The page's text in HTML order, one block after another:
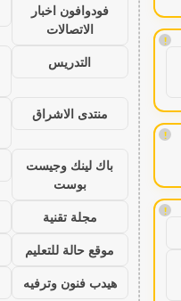
!
!
!
فودوافون اخبار
الاتصالات
التدريس
منتدى الاشراق
باك لينك وجيست
بوست
مجلة تقنية
موقع حالة للتعليم
هيدب فنون وترفيه